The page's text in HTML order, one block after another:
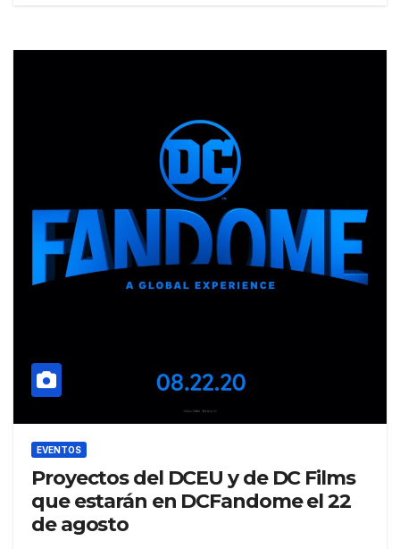
EVENTOS
Proyectos del DCEU y de DC Films
que estarán en DCFandome el 22
de agosto